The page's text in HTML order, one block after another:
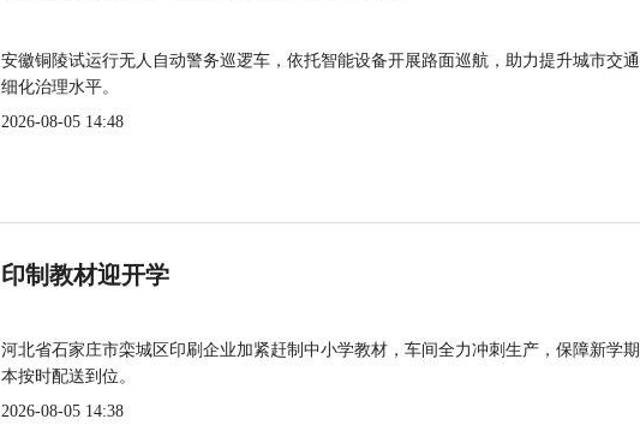
安徽铜陵试运行无人自动警务巡逻车，依托智能设备开展路面巡航，助力提升城市交
细化治理水平。
2026-08-05 14:48
印制教材迎开学
河北省石家庄市栾城区印刷企业加紧赶制中小学教材，车间全力冲刺生产，保障新学
本按时配送到位。
2026-08-05 14:38